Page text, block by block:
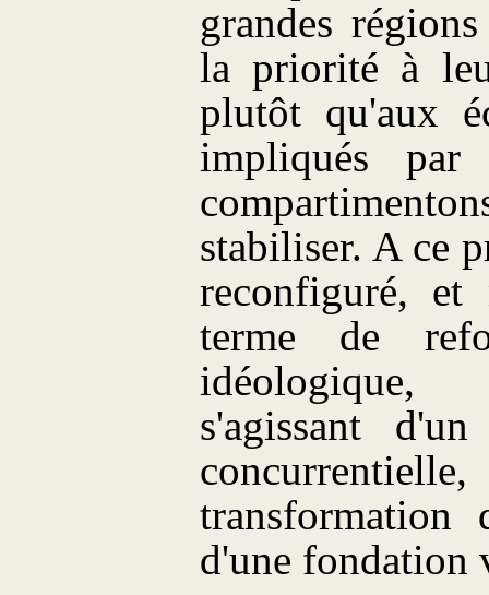
grandes
la priorité à
plutôt qu'aux
impliqués
stabiliser. A ce
reconfiguré,
terme de
s'agissant
d'une fondation